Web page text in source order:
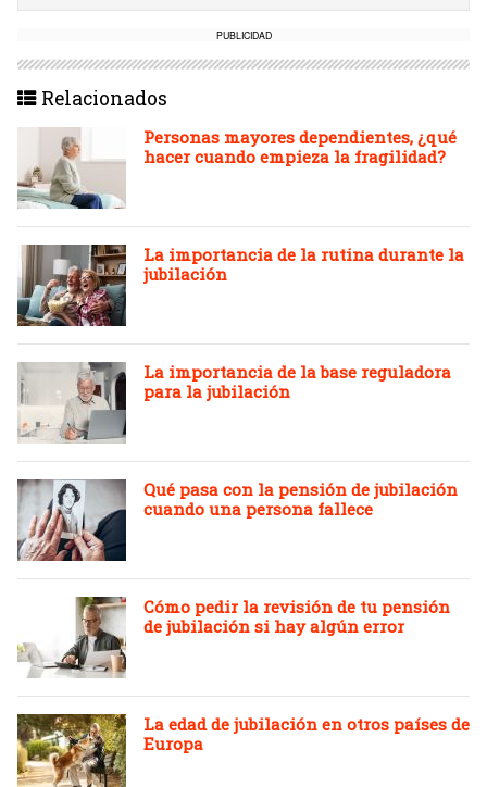
PUBLICIDAD
Relacionados
Personas mayores dependientes, ¿qué
hacer cuando empieza la fragilidad?
La importancia de la rutina durante la
jubilación
La importancia de la base reguladora
para la jubilación
Qué pasa con la pensión de jubilación
cuando una persona fallece
Cómo pedir la revisión de tu pensión
de jubilación si hay algún error
La edad de jubilación en otros países de
Europa